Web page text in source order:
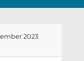
2023